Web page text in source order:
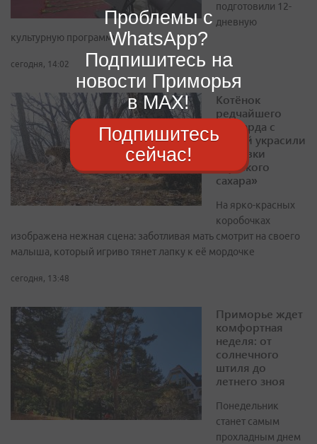
подготовили 12-
дневную
культурную программу
сегодня, 14:02
Котёнок
редчайшего
леопарда с
мамой украсили
упаковки
«Русского
сахара»
На ярко-красных
коробочках
изображена нежная сцена: заботливая мать смотрит на своего
малыша, который игриво тянет лапку к её мордочке
сегодня, 13:48
Приморье ждет
комфортная
неделя: от
солнечного
штиля до
летнего зноя
Понедельник
станет самым
прохладным днем
Проблемы с
WhatsApp?
Подпишитесь на
новости Приморья
в MAX!
Подпишитесь
сейчас!